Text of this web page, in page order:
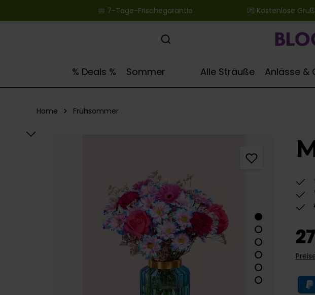
Zur Hauptnavigation springen
📅 7-Tage-Frischegarantie ‎ ‎ ‎ ‎ ‎ ‎ ‎ ‎ ‎ ‎ ‎ ‎ ‎ ‎ ‎ ‎ ‎ ‎ ‎ ‎ ‎ ‎ ‎ ‎ ‎ ‎ 💌 Kostenlose
% Deals % Sommer Alle Sträuße Anlässe &
Home Frühsommer
Bildergalerie überspringen